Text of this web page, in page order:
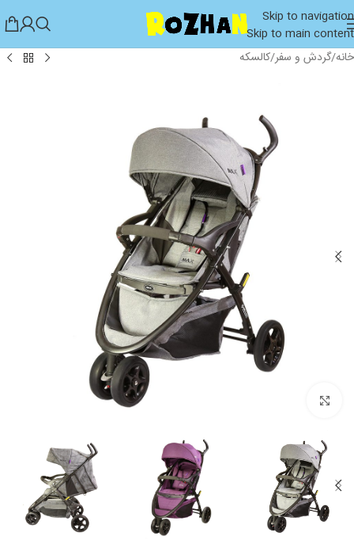
Skip to navigation
Skip to main content
خانه/گردش و سفر/کالسکه